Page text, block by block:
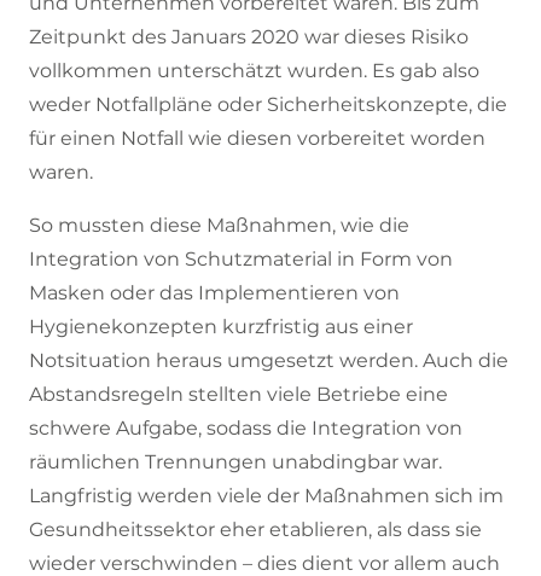
Zeitpunkt des Januars 2020 war dieses Risiko
vollkommen unterschätzt wurden. Es gab also
weder Notfallpläne oder Sicherheitskonzepte, die
für einen Notfall wie diesen vorbereitet worden
waren.
So mussten diese Maßnahmen, wie die
Integration von Schutzmaterial in Form von
Masken oder das Implementieren von
Hygienekonzepten kurzfristig aus einer
Notsituation heraus umgesetzt werden. Auch die
Abstandsregeln stellten viele Betriebe eine
schwere Aufgabe, sodass die Integration von
räumlichen Trennungen unabdingbar war.
Langfristig werden viele der Maßnahmen sich im
Gesundheitssektor eher etablieren, als dass sie
wieder verschwinden – dies dient vor allem auch